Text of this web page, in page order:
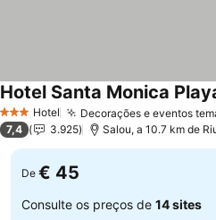
3 EstrelasHotel Decorações e eventos
Hotel Santa Monica
7,4 3.925 Salou, a 10.7 km de
De € 45
Consulte os preços de 14 sites